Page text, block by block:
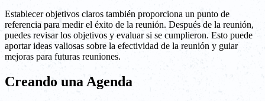
Establecer objetivos claros también proporciona un punto de
referencia para medir el éxito de la reunión. Después de la reunión,
puedes revisar los objetivos y evaluar si se cumplieron. Esto puede
aportar ideas valiosas sobre la efectividad de la reunión y guiar
mejoras para futuras reuniones.
Creando una Agenda